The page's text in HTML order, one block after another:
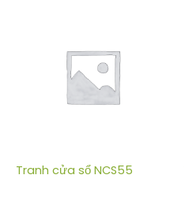
Tranh cửa sổ NCS55